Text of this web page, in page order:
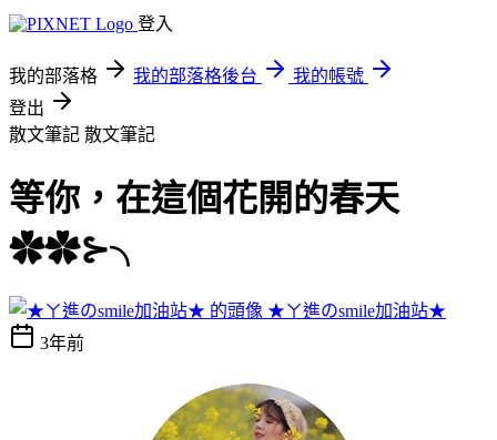
登入
我的部落格 我的部落格後台
我的帳號
登出
散文筆記 散文筆記
等你，在這個花開的春天
✿✿⊱╮
★ㄚ進のsmile加油站★
3年前